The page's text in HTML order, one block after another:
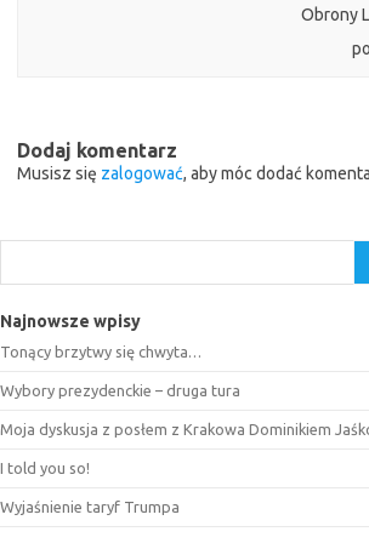
Obrony
Dodaj komentarz
Musisz się zalogować, aby móc dodać
Najnowsze wpisy
Tonący brzytwy się chwyta…
Wybory prezydenckie – druga tura
Moja dyskusja z posłem z Krakowa Dominikiem
I told you so!
Wyjaśnienie taryf Trumpa